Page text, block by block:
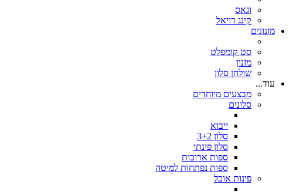
וגאס
קינג רויאל
מזנונים
סט קומפלט
מזנון
שולחן סלון
עוד...
מבצעים מיוחדים
סלונים
ייבוא
סלון 3+2
סלון פינתי
ספות ארוכות
ספות נפתחות למיטה
פינות אוכל